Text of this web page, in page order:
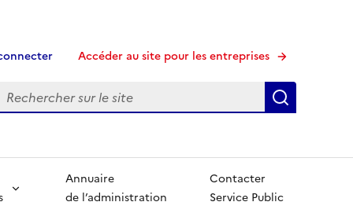
Accéder au site pour les entreprises
Recherche
Annuaire
de l’administration
Contacter
Service Public